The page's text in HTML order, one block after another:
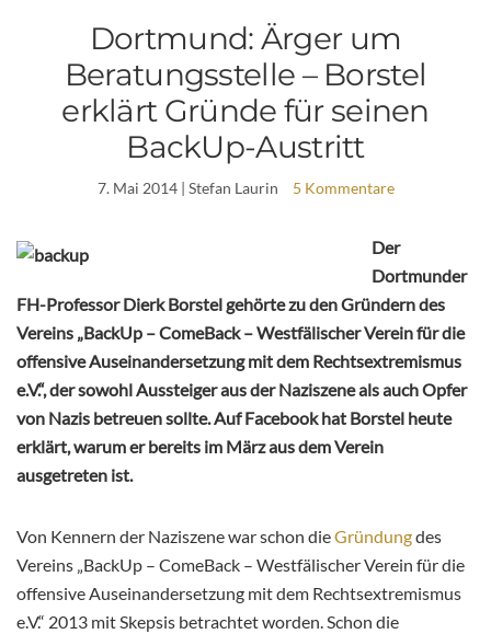
Dortmund: Ärger um
Beratungsstelle – Borstel
erklärt Gründe für seinen
BackUp-Austritt
7. Mai 2014| Stefan Laurin 5 Kommentare
Der
Dortmunder
FH-Professor Dierk Borstel gehörte zu den Gründern des
Vereins „BackUp – ComeBack – Westfälischer Verein für die
offensive Auseinandersetzung mit dem Rechtsextremismus
e.V.“, der sowohl Aussteiger aus der Naziszene als auch Opfer
von Nazis betreuen sollte. Auf Facebook hat Borstel heute
erklärt, warum er bereits im März aus dem Verein
ausgetreten ist.
Von Kennern der Naziszene war schon dieGründungdes
Vereins „BackUp – ComeBack – Westfälischer Verein für die
offensive Auseinandersetzung mit dem Rechtsextremismus
e.V.“ 2013 mit Skepsis betrachtet worden. Schon die